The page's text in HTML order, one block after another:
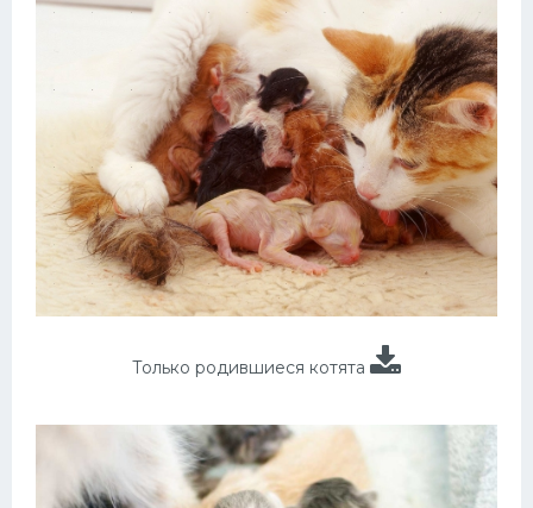
Только родившиеся котята